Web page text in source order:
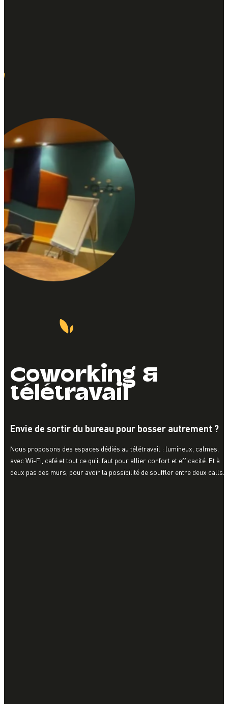
Coworking &
télétravail
Envie de sortir du bureau pour bosser autrement ?
Nous proposons des espaces dédiés au télétravail : lumineux, calmes,
avec Wi-Fi, café et tout ce qu’il faut pour allier confort et efficacité. Et à
deux pas des murs, pour avoir la possibilité de souffler entre deux calls.